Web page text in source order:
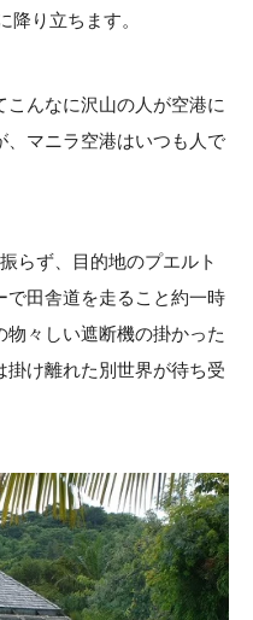
り立ちます。
んなに沢山の人が空港に
、マニラ空港はいつも人で
らず、目的地のプエルト
で田舎道を走ること約一時
々しい遮断機の掛かった
け離れた別世界が待ち受